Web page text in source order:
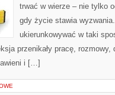
trwać w wierze – nie tylko
gdy życie stawia
ukierunkowywać w taki
przenikały pracę,
i […]